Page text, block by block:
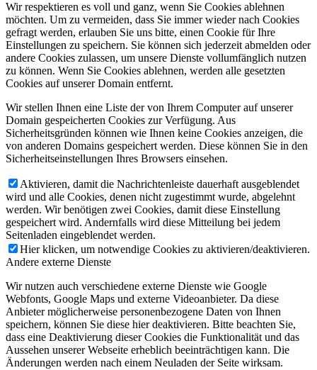
Wir respektieren es voll und ganz, wenn Sie Cookies ablehnen
möchten. Um zu vermeiden, dass Sie immer wieder nach Cookies
gefragt werden, erlauben Sie uns bitte, einen Cookie für Ihre
Einstellungen zu speichern. Sie können sich jederzeit abmelden oder
andere Cookies zulassen, um unsere Dienste vollumfänglich nutzen
zu können. Wenn Sie Cookies ablehnen, werden alle gesetzten
Cookies auf unserer Domain entfernt.
Wir stellen Ihnen eine Liste der von Ihrem Computer auf unserer
Domain gespeicherten Cookies zur Verfügung. Aus
Sicherheitsgründen können wie Ihnen keine Cookies anzeigen, die
von anderen Domains gespeichert werden. Diese können Sie in den
Sicherheitseinstellungen Ihres Browsers einsehen.
Aktivieren, damit die Nachrichtenleiste dauerhaft ausgeblendet
wird und alle Cookies, denen nicht zugestimmt wurde, abgelehnt
werden. Wir benötigen zwei Cookies, damit diese Einstellung
gespeichert wird. Andernfalls wird diese Mitteilung bei jedem
Seitenladen eingeblendet werden.
Hier klicken, um notwendige Cookies zu aktivieren/deaktivieren.
Andere externe Dienste
Wir nutzen auch verschiedene externe Dienste wie Google
Webfonts, Google Maps und externe Videoanbieter. Da diese
Anbieter möglicherweise personenbezogene Daten von Ihnen
speichern, können Sie diese hier deaktivieren. Bitte beachten Sie,
dass eine Deaktivierung dieser Cookies die Funktionalität und das
Aussehen unserer Webseite erheblich beeinträchtigen kann. Die
Änderungen werden nach einem Neuladen der Seite wirksam.